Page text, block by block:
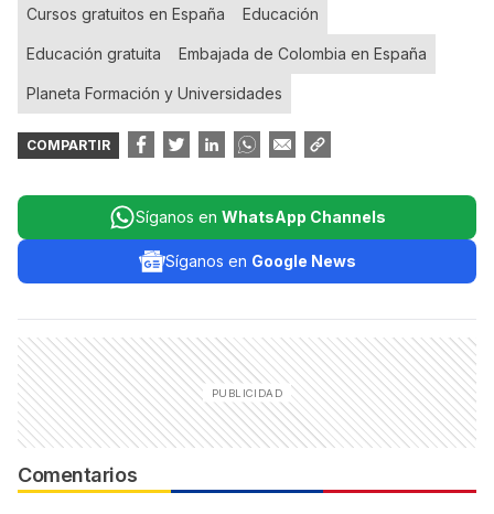
Cursos gratuitos en España Educación
Educación gratuita Embajada de Colombia en España
Planeta Formación y Universidades
COMPARTIR
Síganos en WhatsApp Channels
Síganos en Google News
Comentarios